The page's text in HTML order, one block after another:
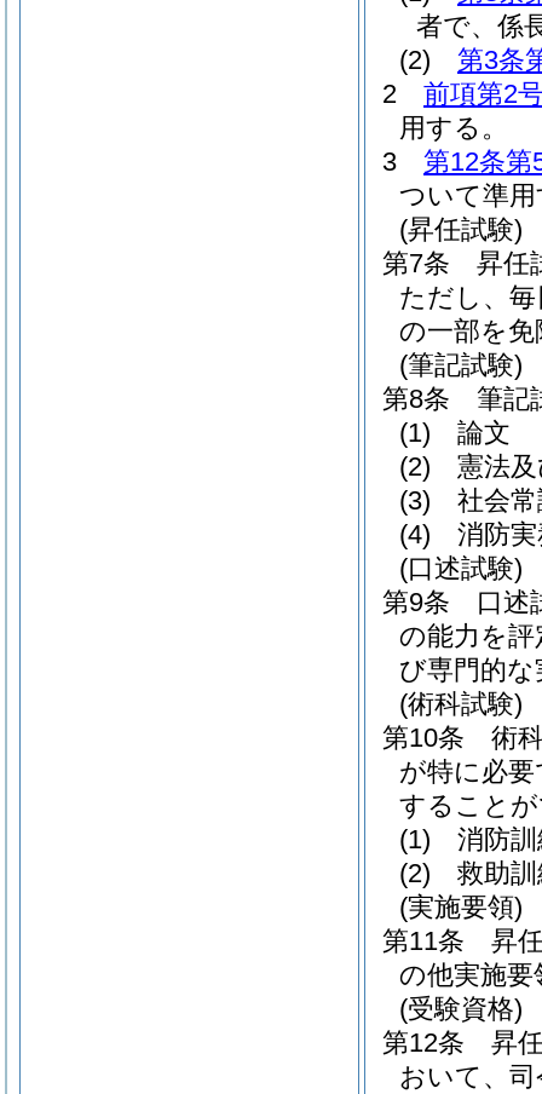
者で、係
(2)
第3条
2
前項第2
用する。
3
第12条第
ついて準
(昇任試験)
第7条
昇任
ただし、
の一部を
(筆記試験)
第8条
筆記
(1)
論文
(2)
憲法
(3)
社会
(4)
消防
(口述試験)
第9条
口述
の能力を
び専門的
(術科試験)
第10条
術
が特に必
すること
(1)
消防
(2)
救助
(実施要領)
第11条
昇
の他実施
(受験資格)
第12条
昇
おいて、